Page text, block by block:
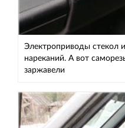
Электроприводы стекол
нареканий. А вот
заржавели